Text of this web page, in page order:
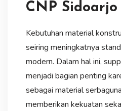
CNP Sidoarjo
Kebutuhan material
seiring meningkatnya
modern. Dalam hal ini,
menjadi bagian penting
sebagai material
memberikan kekuatan